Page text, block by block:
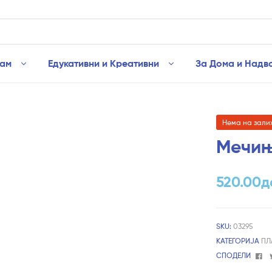
Едукативни и Креативни За Дома и
Нема на
520.00
SKU:03295
КАТЕГОРИЈА
СПОДЕЛИ